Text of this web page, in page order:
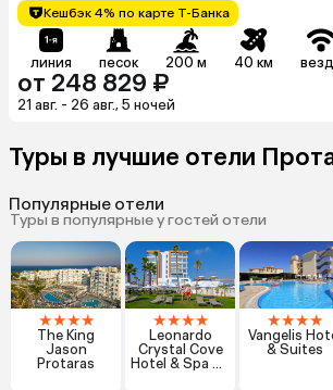
Кешбэк 4% по карте Т-Банка
линия песок 200 м 40 км
от 248 829 ₽
21 авг. - 26 авг., 5 ночей
Туры в лучшие отели
Популярные отели
Туры в популярные у гостей отели
★★★★
The King
Jason
Protaras
★★★★
Leonardo
Crystal Cove
Hotel & Spa By
★★★★
Vangelis
& Suites